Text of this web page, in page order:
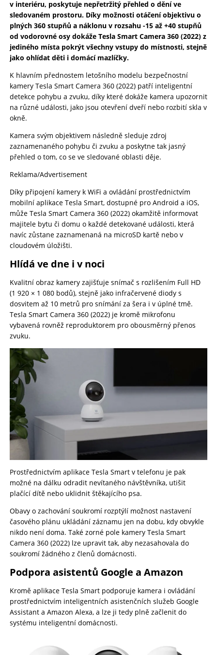
v interiéru, poskytuje nepřetržitý přehled o dění ve
sledovaném prostoru. Díky možnosti otáčení objektivu o
plných 360 stupňů a náklonu v rozsahu -15 až +40 stupňů
od vodorovné osy dokáže Tesla Smart Camera 360 (2022) z
jediného místa pokrýt všechny vstupy do místnosti, stejně
jako ohlídat děti i domácí mazlíčky.
K hlavním přednostem letošního modelu bezpečnostní
kamery Tesla Smart Camera 360 (2022) patří inteligentní
detekce pohybu a zvuku, díky které dokáže kamera upozornit
na různé události, jako jsou otevření dveří nebo rozbití skla v
okně.
Kamera svým objektivem následně sleduje zdroj
zaznamenaného pohybu či zvuku a poskytne tak jasný
přehled o tom, co se ve sledované oblasti děje.
Reklama/Advertisement
Díky připojení kamery k WiFi a ovládání prostřednictvím
mobilní aplikace Tesla Smart, dostupné pro Android a iOS,
může Tesla Smart Camera 360 (2022) okamžitě informovat
majitele bytu či domu o každé detekované události, která
navíc zůstane zaznamenaná na microSD kartě nebo v
cloudovém úložišti.
Hlídá ve dne i v noci
Kvalitní obraz kamery zajišťuje snímač s rozlišením Full HD
(1 920 × 1 080 bodů), stejně jako infračervené diody s
dosvitem až 10 metrů pro snímání za šera i v úplné tmě.
Tesla Smart Camera 360 (2022) je kromě mikrofonu
vybavená rovněž reproduktorem pro obousměrný přenos
zvuku.
Prostřednictvím aplikace Tesla Smart v telefonu je pak
možné na dálku odradit nevítaného návštěvníka, utišit
plačící dítě nebo uklidnit štěkajícího psa.
Obavy o zachování soukromí rozptýlí možnost nastavení
časového plánu ukládání záznamu jen na dobu, kdy obvykle
nikdo není doma. Také zorné pole kamery Tesla Smart
Camera 360 (2022) lze upravit tak, aby nezasahovala do
soukromí žádného z členů domácnosti.
Podpora asistentů Google a Amazon
Kromě aplikace Tesla Smart podporuje kamera i ovládání
prostřednictvím inteligentních asistenčních služeb Google
Assistant a Amazon Alexa, a lze ji tedy plně začlenit do
systému inteligentní domácnosti.